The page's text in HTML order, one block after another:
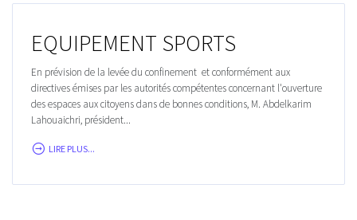
EQUIPEMENT SPORTS
En prévision de la levée du confinement et conformément aux
directives émises par les autorités compétentes concernant l'ouverture
des espaces aux citoyens dans de bonnes conditions, M. Abdelkarim
Lahouaichri, président...
LIRE PLUS...